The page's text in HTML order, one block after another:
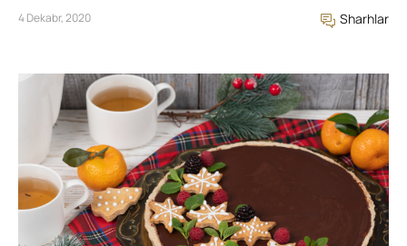
4 Dekabr, 2020 Sharhlar